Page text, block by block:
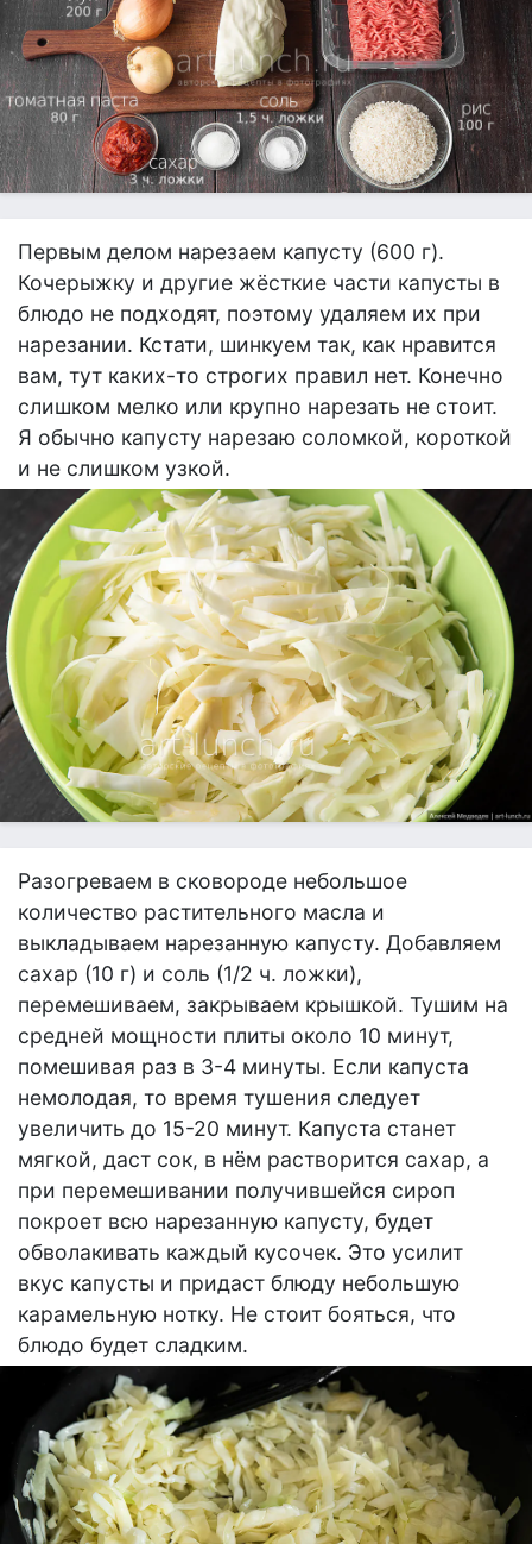
Первым делом нарезаем капусту (600 г).
Кочерыжку и другие жёсткие части капусты в
блюдо не подходят, поэтому удаляем их при
нарезании. Кстати, шинкуем так, как нравится
вам, тут каких-то строгих правил нет. Конечно
слишком мелко или крупно нарезать не стоит.
Я обычно капусту нарезаю соломкой, короткой
и не слишком узкой.
Разогреваем в сковороде небольшое
количество растительного масла и
выкладываем нарезанную капусту. Добавляем
сахар (10 г) и соль (1/2 ч. ложки),
перемешиваем, закрываем крышкой. Тушим на
средней мощности плиты около 10 минут,
помешивая раз в 3-4 минуты. Если капуста
немолодая, то время тушения следует
увеличить до 15-20 минут. Капуста станет
мягкой, даст сок, в нём растворится сахар, а
при перемешивании получившейся сироп
покроет всю нарезанную капусту, будет
обволакивать каждый кусочек. Это усилит
вкус капусты и придаст блюду небольшую
карамельную нотку. Не стоит бояться, что
блюдо будет сладким.